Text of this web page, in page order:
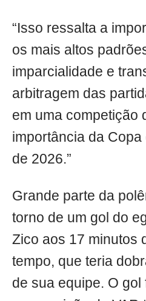
“Isso ressalta a
os mais altos
imparcialidade e
arbitragem das
em uma competição
importância da
de 2026.”
Grande parte da
torno de um gol do
Zico aos 17 minutos
tempo, que teria
de sua equipe. O